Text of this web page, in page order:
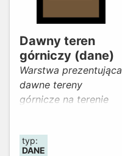
Dawny teren
górniczy (dane)
Warstwa prezentująca
dawne tereny
górnicze na terenie
typ:
DANE